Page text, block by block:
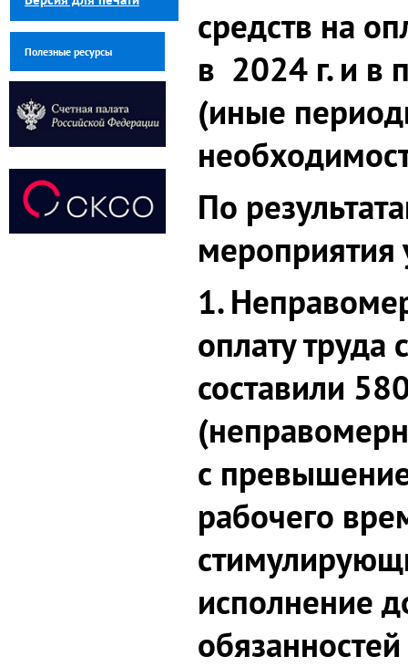
Полезные ресурсы
средств на
в 2024 г. и в
(иные
По
мероприятия
1.
оплату труда
составили
с
рабочего
исполнение